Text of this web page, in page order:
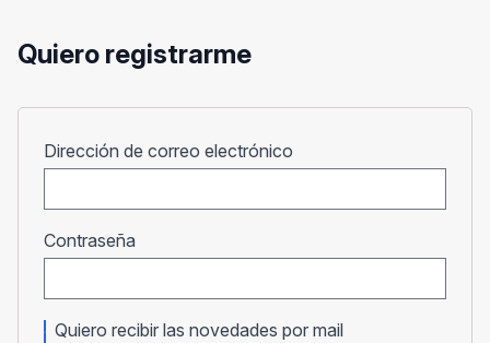
Quiero registrarme
Dirección de correo electrónico
Contraseña
Quiero recibir las novedades por mail